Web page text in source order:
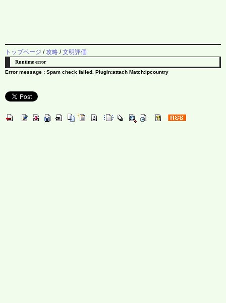
トップページ /攻略 /文明評価
Runtime error
Error message : Spam check failed. Plugin:attach Match:ipcountry